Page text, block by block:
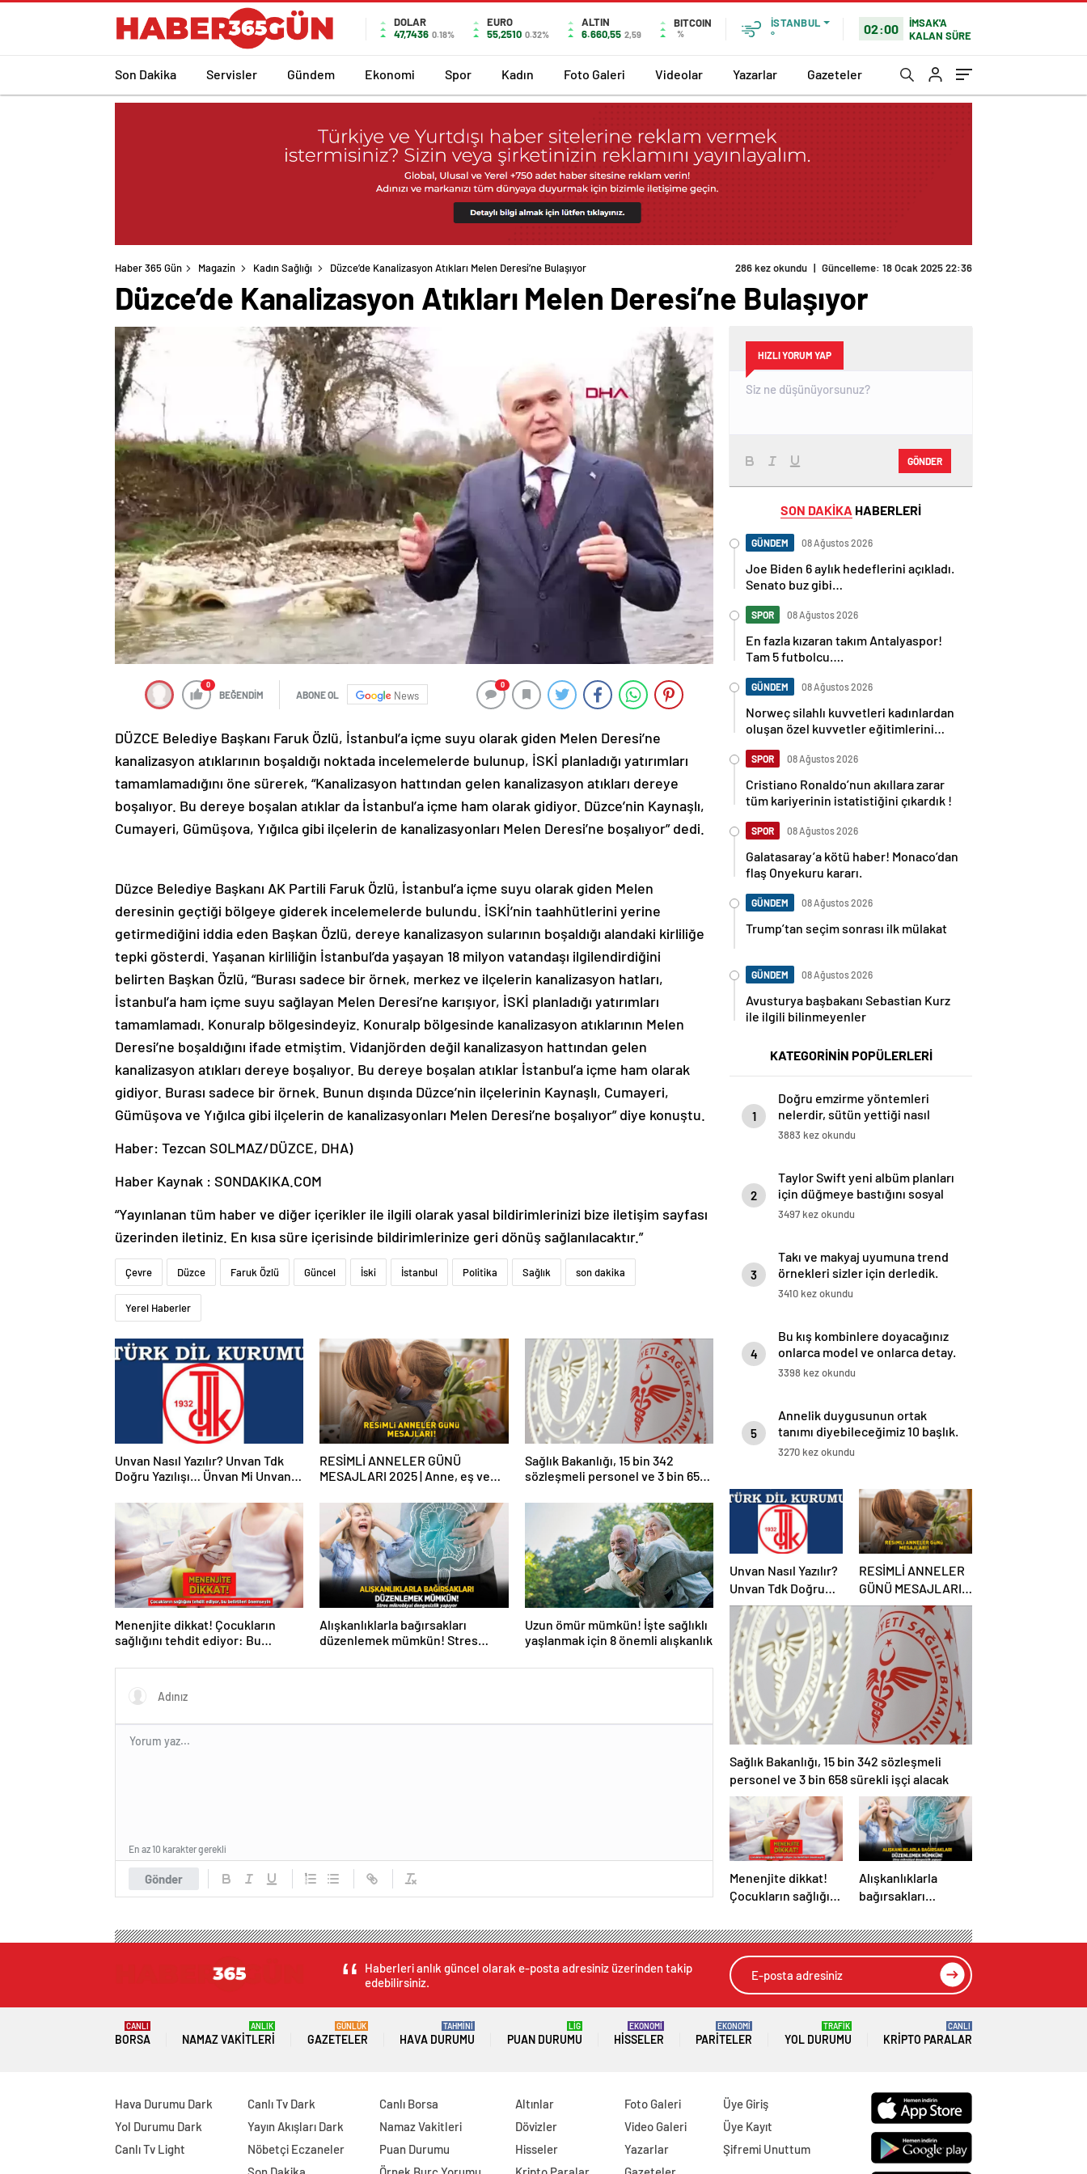
DOLAR
47,7436 0.18%
EURO
55,2510 0.32%
ALTIN
6.660,55 2,59
BITCOIN
%
İSTANBUL
°
02:00
İMSAK'A
KALAN SÜRE
Son Dakika Servisler Gündem Ekonomi Spor Kadın Foto Galeri Videolar Yazarlar Gazeteler
Haber 365 Gün Magazin Kadın Sağlığı Düzce’de Kanalizasyon Atıkları Melen Deresi’ne Bulaşıyor 286 kez okundu | Güncelleme: 18 Ocak 2025 22:36
Düzce’de Kanalizasyon Atıkları Melen Deresi’ne Bulaşıyor
0
BEĞENDİM ABONE OL News
0
DÜZCE Belediye Başkanı Faruk Özlü, İstanbul’a içme suyu olarak giden Melen Deresi’ne
kanalizasyon atıklarının boşaldığı noktada incelemelerde bulunup, İSKİ planladığı yatırımları
tamamlamadığını öne sürerek, “Kanalizasyon hattından gelen kanalizasyon atıkları dereye
boşalıyor. Bu dereye boşalan atıklar da İstanbul’a içme ham olarak gidiyor. Düzce’nin Kaynaşlı,
Cumayeri, Gümüşova, Yığılca gibi ilçelerin de kanalizasyonları Melen Deresi’ne boşalıyor” dedi.
Düzce Belediye Başkanı AK Partili Faruk Özlü, İstanbul’a içme suyu olarak giden Melen
deresinin geçtiği bölgeye giderek incelemelerde bulundu. İSKİ’nin taahhütlerini yerine
getirmediğini iddia eden Başkan Özlü, dereye kanalizasyon sularının boşaldığı alandaki kirliliğe
tepki gösterdi. Yaşanan kirliliğin İstanbul’da yaşayan 18 milyon vatandaşı ilgilendirdiğini
belirten Başkan Özlü, “Burası sadece bir örnek, merkez ve ilçelerin kanalizasyon hatları,
İstanbul’a ham içme suyu sağlayan Melen Deresi’ne karışıyor, İSKİ planladığı yatırımları
tamamlamadı. Konuralp bölgesindeyiz. Konuralp bölgesinde kanalizasyon atıklarının Melen
Deresi’ne boşaldığını ifade etmiştim. Vidanjörden değil kanalizasyon hattından gelen
kanalizasyon atıkları dereye boşalıyor. Bu dereye boşalan atıklar İstanbul’a içme ham olarak
gidiyor. Burası sadece bir örnek. Bunun dışında Düzce’nin ilçelerinin Kaynaşlı, Cumayeri,
Gümüşova ve Yığılca gibi ilçelerin de kanalizasyonları Melen Deresi’ne boşalıyor” diye konuştu.
Haber: Tezcan SOLMAZ/DÜZCE, DHA)
Haber Kaynak : SONDAKIKA.COM
“Yayınlanan tüm haber ve diğer içerikler ile ilgili olarak yasal bildirimlerinizi bize iletişim sayfası
üzerinden iletiniz. En kısa süre içerisinde bildirimlerinize geri dönüş sağlanılacaktır.”
Çevre Düzce Faruk Özlü Güncel İski İstanbul Politika Sağlık son dakika
Yerel Haberler
Unvan Nasıl Yazılır? Unvan Tdk
Doğru Yazılışı… Ünvan Mi Unvan
RESİMLİ ANNELER GÜNÜ
MESAJLARI 2025 | Anne, eş ve
Instagram’da paylaşabileceğiniz
en güzel Anneler Günü mesajları
Sağlık Bakanlığı, 15 bin 342
sözleşmeli personel ve 3 bin 658
Menenjite dikkat! Çocukların
sağlığını tehdit ediyor: Bu
Alışkanlıklarla bağırsakları
düzenlemek mümkün! Stres
Uzun ömür mümkün! İşte sağlıklı
yaşlanmak için 8 önemli alışkanlık
Gönder
En az 10 karakter gerekli
HIZLI YORUM YAP
GÖNDER
SON DAKİKA HABERLERİ
GÜNDEM 08 Ağustos 2026
Joe Biden 6 aylık hedeflerini açıkladı.
Senato buz gibi…
SPOR 08 Ağustos 2026
En fazla kızaran takım Antalyaspor!
Tam 5 futbolcu….
GÜNDEM 08 Ağustos 2026
Norweç silahlı kuvvetleri kadınlardan
oluşan özel kuvvetler eğitimlerini
SPOR 08 Ağustos 2026
Cristiano Ronaldo’nun akıllara zarar
tüm kariyerinin istatistiğini çıkardık !
SPOR 08 Ağustos 2026
Galatasaray’a kötü haber! Monaco’dan
flaş Onyekuru kararı.
GÜNDEM 08 Ağustos 2026
Trump’tan seçim sonrası ilk mülakat
GÜNDEM 08 Ağustos 2026
Avusturya başbakanı Sebastian Kurz
ile ilgili bilinmeyenler
KATEGORİNİN POPÜLERLERİ
1
Doğru emzirme yöntemleri
nelerdir, sütün yettiği nasıl
anlaşılır?
3883 kez okundu
2
Taylor Swift yeni albüm planları
için düğmeye bastığını sosyal
medyadan duyurdu!
3497 kez okundu
3
Takı ve makyaj uyumuna trend
örnekleri sizler için derledik.
3410 kez okundu
4
Bu kış kombinlere doyacağınız
onlarca model ve onlarca detay.
3398 kez okundu
5
Annelik duygusunun ortak
tanımı diyebileceğimiz 10 başlık.
3270 kez okundu
Unvan Nasıl Yazılır?
Unvan Tdk Doğru
Yazılışı… Ünvan Mi
Unvan Mı?
RESİMLİ ANNELER
GÜNÜ MESAJLARI
2025 | Anne, eş ve
kayınvalideye özel
WhatsApp ve
Instagram’da
paylaşabileceğiniz
en güzel Anneler
Günü mesajları
Sağlık Bakanlığı, 15 bin 342 sözleşmeli
personel ve 3 bin 658 sürekli işçi alacak
Menenjite dikkat!
Çocukların sağlığını
belirtileri
Alışkanlıklarla
bağırsakları
mümkün! Stres
dengesizlik yapıyor
Haberleri anlık güncel olarak e-posta adresiniz üzerinden takip
edebilirsiniz.
BORSA
CANLI
NAMAZ VAKITLERI
ANLIK
GAZETELER
GÜNLÜK
HAVA DURUMU
TAHMİNİ
PUAN DURUMU
LİG
HISSELER
EKONOMİ
PARITELER
EKONOMİ
YOL DURUMU
TRAFİK
KRIPTO PARALAR
CANLI
Hava Durumu Dark
Yol Durumu Dark
Canlı Tv Light
Canlı Tv Dark
Yayın Akışları Dark
Nöbetçi Eczaneler
Canlı Borsa
Namaz Vakitleri
Puan Durumu
Altınlar
Dövizler
Hisseler
Foto Galeri
Video Galeri
Yazarlar
Üye Giriş
Üye Kayıt
Şifremi Unuttum